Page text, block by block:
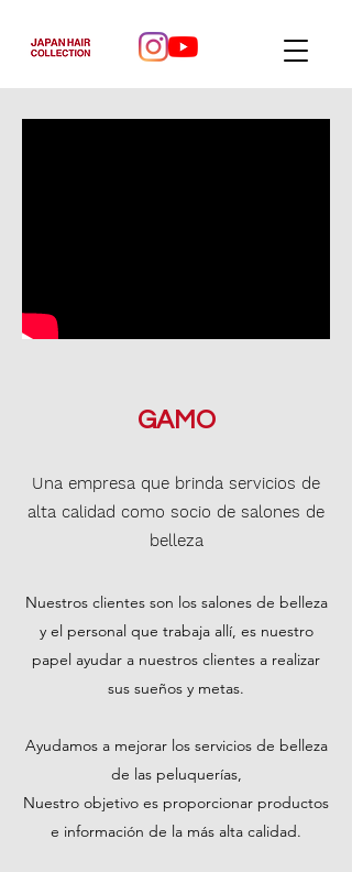
GAMO
Una empresa que brinda servicios de
alta calidad como socio de salones de
belleza
Nuestros clientes son los salones de belleza
y el personal que trabaja allí, es nuestro
papel ayudar a nuestros clientes a realizar
sus sueños y metas.
Ayudamos a mejorar los servicios de belleza
de las peluquerías,
Nuestro objetivo es proporcionar productos
e información de la más alta calidad.